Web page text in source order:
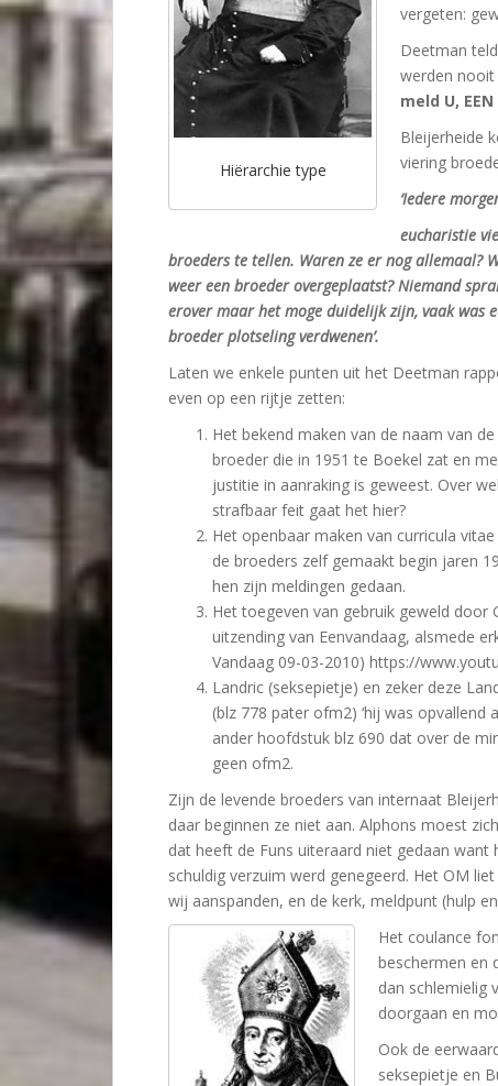
Hiërarchie type
vergeten:
Deetman
werden
meld U, EEN
Bleijerheide
viering
‘Iedere
eucharistie
broeders te tellen. Waren ze er nog allemaal?
weer een broeder overgeplaatst? Niemand
erover maar het moge duidelijk zijn, vaak was
broeder plotseling verdwenen’.
Laten we enkele punten uit het Deetman
even op een rijtje zetten:
Het bekend maken van de naam van de
broeder die in 1951 te Boekel zat en
justitie in aanraking is geweest. Over
strafbaar feit gaat het hier?
Het openbaar maken van curricula
de broeders zelf gemaakt begin jaren
hen zijn meldingen gedaan.
Het toegeven van gebruik geweld door
uitzending van Eenvandaag, alsmede
Vandaag 09-03-2010) https://
Landric (seksepietje) en zeker deze
(blz 778 pater ofm2) ‘hij was
ander hoofdstuk blz 690 dat over de
geen ofm2.
Zijn de levende broeders van internaat
daar beginnen ze niet aan. Alphons moest
dat heeft de Funs uiteraard niet gedaan
schuldig verzuim werd genegeerd. Het OM
wij aanspanden, en de kerk, meldpunt (hulp
Het coulance
beschermen en
dan schlemielig
doorgaan en
Ook de
seksepietje en